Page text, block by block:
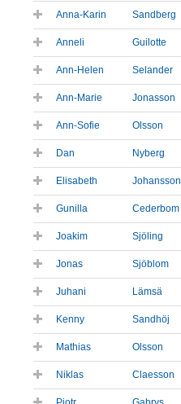
Anna-Karin Sandberg
Anneli Guilotte
Ann-Helen Selander
Ann-Marie Jonasson
Ann-Sofie Olsson
Dan Nyberg
Elisabeth Johansson
Gunilla Cederbom
Joakim Sjöling
Jonas Sjöblom
Juhani Lämsä
Kenny Sandhöj
Mathias Olsson
Niklas Claesson